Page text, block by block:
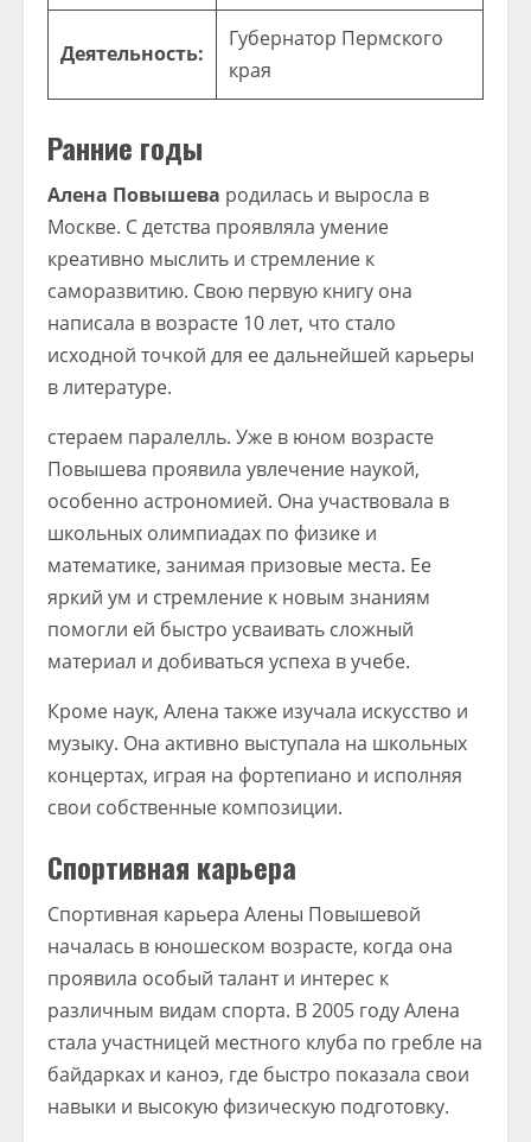
Деятельность:
Губернатор Пермского
края
Ранние годы
Алена Повышева родилась и выросла в
Москве. С детства проявляла умение
креативно мыслить и стремление к
саморазвитию. Свою первую книгу она
написала в возрасте 10 лет, что стало
исходной точкой для ее дальнейшей карьеры
в литературе.
cтераем паралелль. Уже в юном возрасте
Повышева проявила увлечение наукой,
особенно астрономией. Она участвовала в
школьных олимпиадах по физике и
математике, занимая призовые места. Ее
яркий ум и стремление к новым знаниям
помогли ей быстро усваивать сложный
материал и добиваться успеха в учебе.
Кроме наук, Алена также изучала искусство и
музыку. Она активно выступала на школьных
концертах, играя на фортепиано и исполняя
свои собственные композиции.
Спортивная карьера
Спортивная карьера Алены Повышевой
началась в юношеском возрасте, когда она
проявила особый талант и интерес к
различным видам спорта. В 2005 году Алена
стала участницей местного клуба по гребле на
байдарках и каноэ, где быстро показала свои
навыки и высокую физическую подготовку.